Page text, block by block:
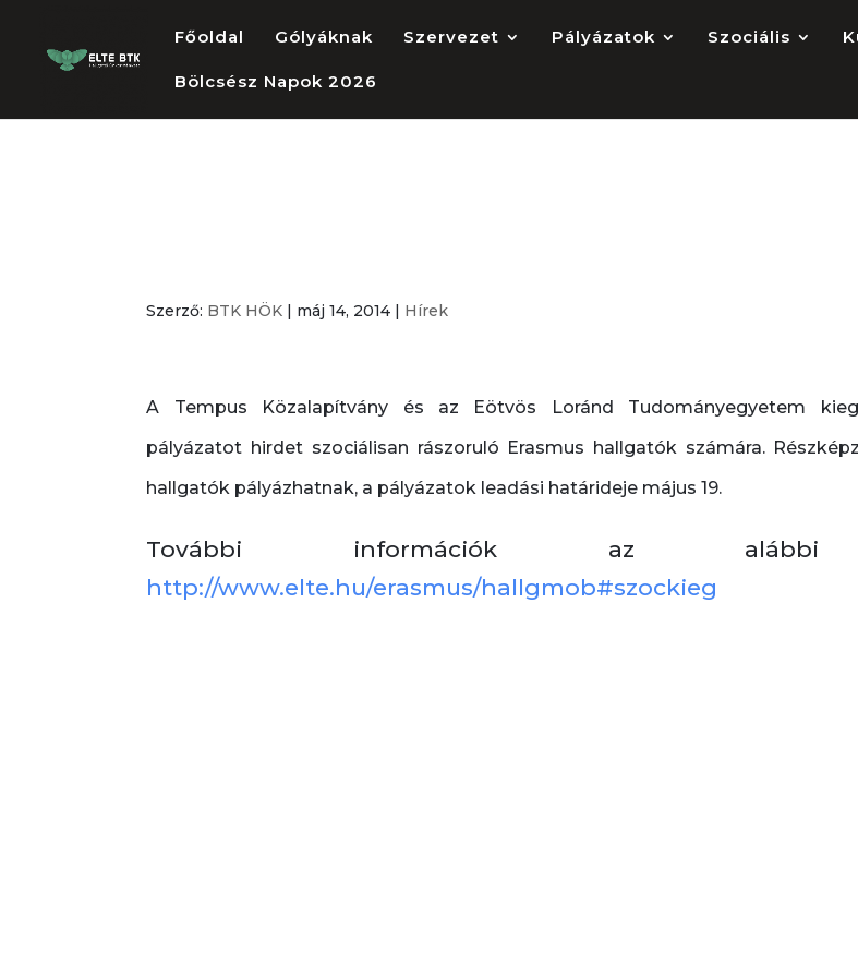
Főoldal Gólyáknak Szervezet Pályázatok Szociális
Bölcsész Napok 2026
Szerző: BTK HÖK | máj 14, 2014 | Hírek
A Tempus Közalapítvány és az Eötvös Loránd Tudományegyetem
pályázatot hirdet szociálisan rászoruló Erasmus hallgatók számára.
hallgatók pályázhatnak, a pályázatok leadási határideje május 19.
További információk az alábbi
http://www.elte.hu/erasmus/hallgmob#szockieg